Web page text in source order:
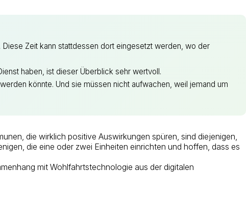
Zeit kann stattdessen dort eingesetzt werden, wo der
haben, ist dieser Überblick sehr wertvoll.
könnte. Und sie müssen nicht aufwachen, weil jemand um
die wirklich positive Auswirkungen spüren, sind diejenigen,
die eine oder zwei Einheiten einrichten und hoffen, dass es
mit Wohlfahrtstechnologie aus der digitalen